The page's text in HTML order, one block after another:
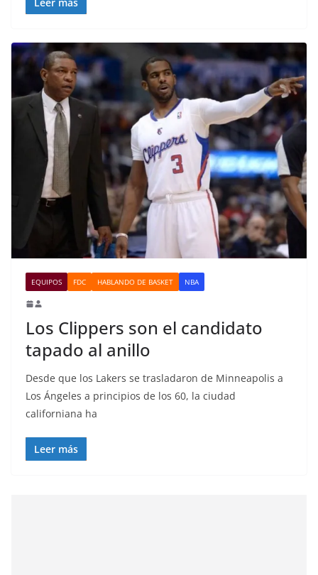
EQUIPOS FDC HABLANDO DE BASKET NBA
Los Clippers son el candidato
tapado al anillo
Desde que los Lakers se trasladaron de Minneapolis a
Los Ángeles a principios de los 60, la ciudad
californiana ha
Leer más